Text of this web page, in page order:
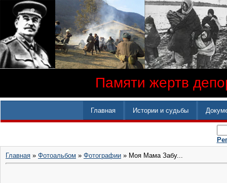
Памяти жертв
Главная Истории и судьбы
Главная » Фотоальбом » Фотографии » Моя Мама Забу...